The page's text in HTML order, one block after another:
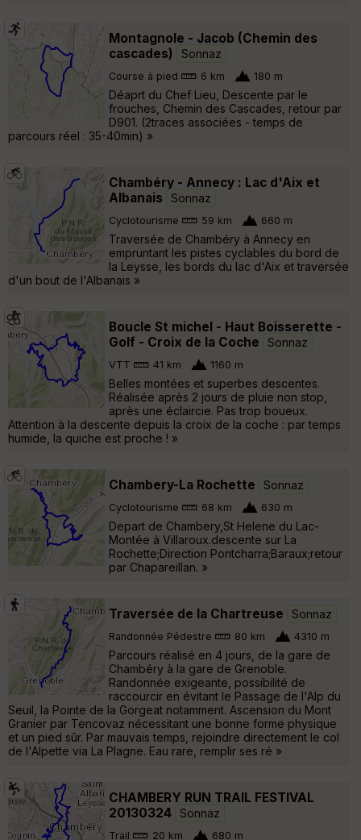
Montagnole - Jacob (Chemin des
cascades)
Sonnaz
Course à pied 6 km 180 m
Déaprt du Chef Lieu, Descente par le
frouches, Chemin des Cascades, retour par
D901. (2traces associées - temps de
parcours réel : 35-40min) »
Chambéry - Annecy : Lac d'Aix et
Albanais
Sonnaz
Cyclotourisme 59 km 660 m
Traversée de Chambéry à Annecy en
empruntant les pistes cyclables du bord de
la Leysse, les bords du lac d'Aix et traversée
d'un bout de l'Albanais »
Boucle St michel - Haut Boisserette -
Golf - Croix de la Coche
Sonnaz
VTT 41 km 1160 m
Belles montées et superbes descentes.
Réalisée après 2 jours de pluie non stop,
après une éclaircie. Pas trop boueux.
Attention à la descente depuis la croix de la coche : par temps
humide, la quiche est proche ! »
Chambery-La Rochette Sonnaz
Cyclotourisme 68 km 630 m
Depart de Chambery,St Helene du Lac-
Montée à Villaroux.descente sur La
Rochette;Direction Pontcharra;Baraux;retour
par Chapareillan. »
Traversée de la Chartreuse Sonnaz
Randonnée Pédestre 80 km 4310 m
Parcours réalisé en 4 jours, de la gare de
Chambéry à la gare de Grenoble.
Randonnée exigeante, possibilité de
raccourcir en évitant le Passage de l'Alp du
Seuil, la Pointe de la Gorgeat notamment. Ascension du Mont
Granier par Tencovaz nécessitant une bonne forme physique
et un pied sûr. Par mauvais temps, rejoindre directement le col
de l'Alpette via La Plagne. Eau rare, remplir ses ré »
CHAMBERY RUN TRAIL FESTIVAL
20130324 Sonnaz
Trail 20 km 680 m